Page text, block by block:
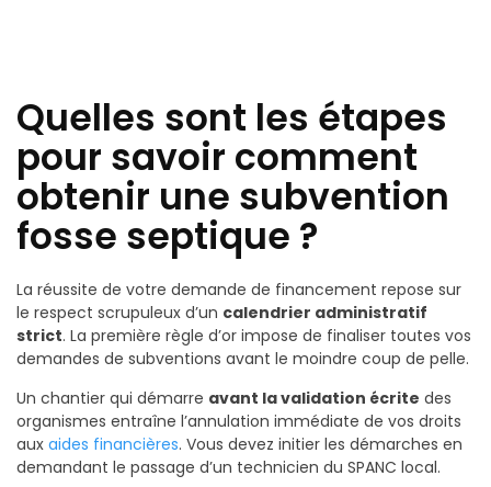
Quelles sont les étapes
pour savoir comment
obtenir une subvention
fosse septique ?
La réussite de votre demande de financement repose sur
le respect scrupuleux d’un calendrier administratif
strict. La première règle d’or impose de finaliser toutes vos
demandes de subventions avant le moindre coup de pelle.
Un chantier qui démarre avant la validation écrite des
organismes entraîne l’annulation immédiate de vos droits
aux aides financières. Vous devez initier les démarches en
demandant le passage d’un technicien du SPANC local.